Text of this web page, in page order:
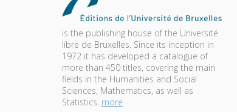
is the publishing house of the Université
libre de Bruxelles. Since its inception in
1972 it has developed a catalogue of
more than 450 titles, covering the main
fields in the Humanities and Social
Sciences, Mathematics, as well as
Statistics. more